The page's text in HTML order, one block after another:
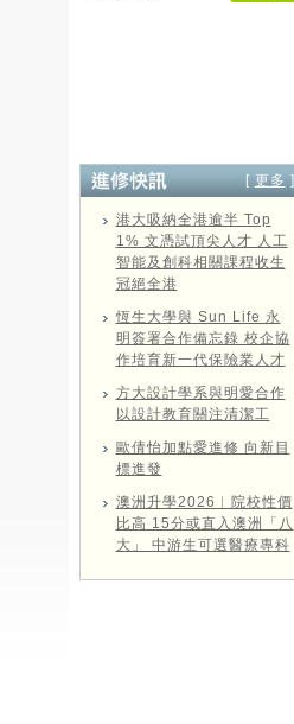
[ 更多 ]
港大吸納全港逾半 Top
1% 文憑試頂尖人才 人工
智能及創科相關課程收生
冠絕全港
恆生大學與 Sun Life 永
明簽署合作備忘錄 校企協
作培育新一代保險業人才
方大設計學系與明愛合作
以設計教育關注清潔工
歐倩怡加點愛進修 向新目
標進發
澳洲升學2026︱院校性價
比高 15分或直入澳洲「八
大」 中游生可選醫療專科